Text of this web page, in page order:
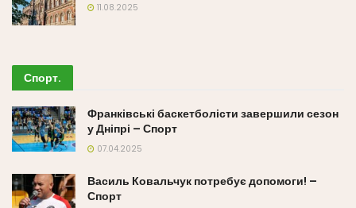
11.08.2025
Спорт.
Франківські баскетболісти завершили сезон
у Дніпрі – Спорт
07.04.2025
Василь Ковальчук потребує допомоги! –
Спорт